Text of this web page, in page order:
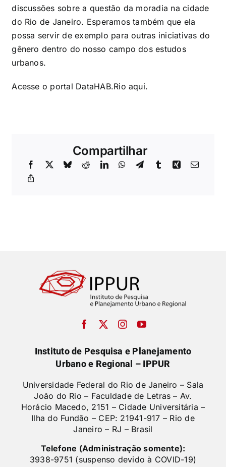
discussões sobre a questão da moradia na cidade
do Rio de Janeiro. Esperamos também que ela
possa servir de exemplo para outras iniciativas do
gênero dentro do nosso campo dos estudos
urbanos.
Acesse o portal DataHAB.Rio aqui.
Compartilhar
Instituto de Pesquisa e Planejamento
Urbano e Regional – IPPUR
Universidade Federal do Rio de Janeiro – Sala
João do Rio – Faculdade de Letras – Av.
Horácio Macedo, 2151 – Cidade Universitária –
Ilha do Fundão – CEP: 21941-917 – Rio de
Janeiro – RJ – Brasil
Telefone (Administração somente):
3938-9751 (suspenso devido à COVID-19)